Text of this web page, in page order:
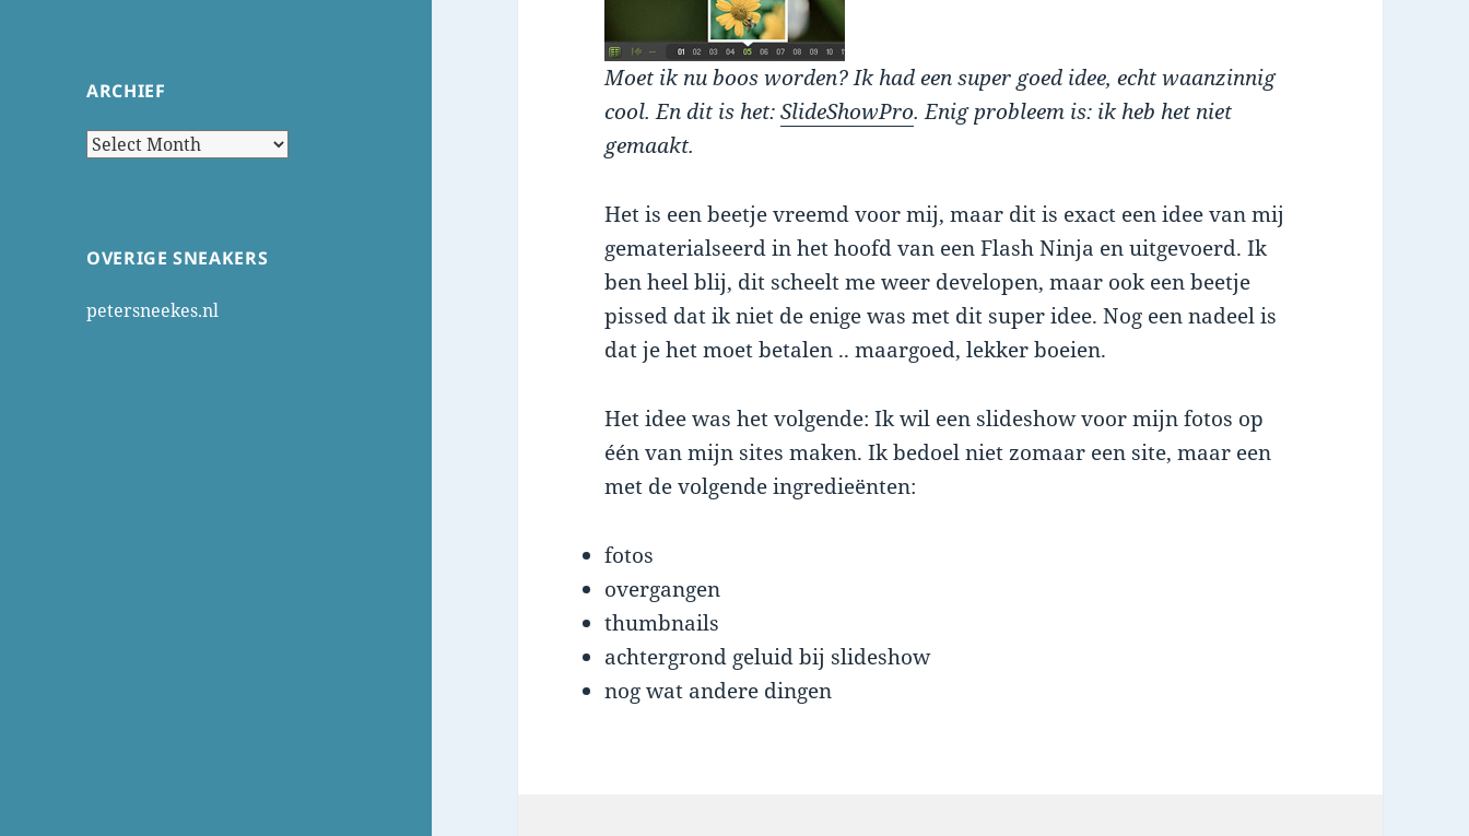
ARCHIEF
Archief
OVERIGE SNEAKERS
petersneekes.nl
Moet ik nu boos worden? Ik had een super goed idee, echt waanzinnig
cool. En dit is het:SlideShowPro. Enig probleem is: ik heb het niet
gemaakt.
Het is een beetje vreemd voor mij, maar dit is exact een idee van mij
gematerialseerd in het hoofd van een Flash Ninja en uitgevoerd. Ik
ben heel blij, dit scheelt me weer developen, maar ook een beetje
pissed dat ik niet de enige was met dit super idee. Nog een nadeel is
dat je het moet betalen .. maargoed, lekker boeien.
Het idee was het volgende: Ik wil een slideshow voor mijn fotos op
één van mijn sites maken. Ik bedoel niet zomaar een site, maar een
met de volgende ingredieënten:
fotos
overgangen
thumbnails
achtergrond geluid bij slideshow
nog wat andere dingen